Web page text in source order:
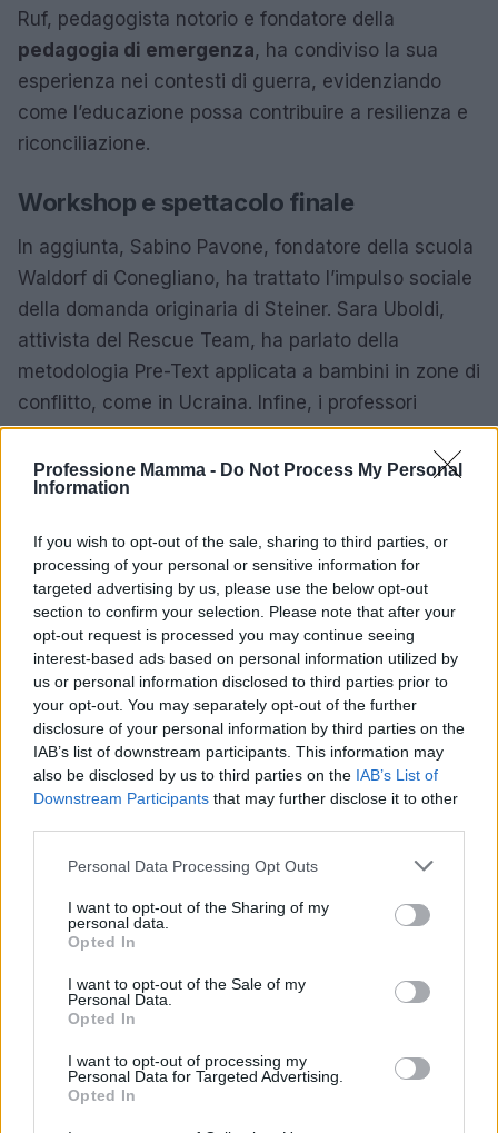
Professione Mamma - Do Not Process My Personal
Information
If you wish to opt-out of the sale, sharing to third parties, or
processing of your personal or sensitive information for
targeted advertising by us, please use the below opt-out
section to confirm your selection. Please note that after your
opt-out request is processed you may continue seeing
interest-based ads based on personal information utilized by
us or personal information disclosed to third parties prior to
your opt-out. You may separately opt-out of the further
disclosure of your personal information by third parties on the
IAB’s list of downstream participants. This information may
also be disclosed by us to third parties on the IAB’s List of
Downstream Participants that may further disclose it to other
Please note that this website/app uses one or more Google
not limited to your visit or usage behaviour. You may click to
grant or deny consent to Google and its third-party tags to
use your data for below specified purposes in below Google
consent section.
Personal Data Processing Opt Outs
I want to opt-out of the Sharing of my
personal data.
Opted In
I want to opt-out of the Sale of my
Personal Data.
Opted In
I want to opt-out of processing my
Personal Data for Targeted Advertising.
Opted In
Ruf, pedagogista notorio e fondatore della
pedagogia di emergenza, ha condiviso la sua
esperienza nei contesti di guerra, evidenziando
come l’educazione possa contribuire a resilienza e
riconciliazione.
Workshop e spettacolo finale
In aggiunta, Sabino Pavone, fondatore della scuola
Waldorf di Conegliano, ha trattato l’impulso sociale
della domanda originaria di Steiner. Sara Uboldi,
attivista del Rescue Team, ha parlato della
metodologia Pre-Text applicata a bambini in zone di
conflitto, come in Ucraina. Infine, i professori
Andrea Mariuzzo e Alessandro D’Antone hanno
discusso il legame tra educazione e pace nella
pedagogia critica italiana.
Nel pomeriggio, gli eventi si sono spostati presso il
Tecnopolo di Reggio e all’ex mangimificio Caffarri,
dove sono stati offerti otto workshop tematici
gratuiti, aperti a studenti e operatori sociali, per
approfondire i principi fondamentali della
pedagogia Steiner-Waldorf. La giornata si è
conclusa con uno spettacolo teatrale, “I quattro
musicanti di Brema e noi, in viaggio”, un racconto
coinvolgente che ha unito arte e educazione.
AiAdhubMedia